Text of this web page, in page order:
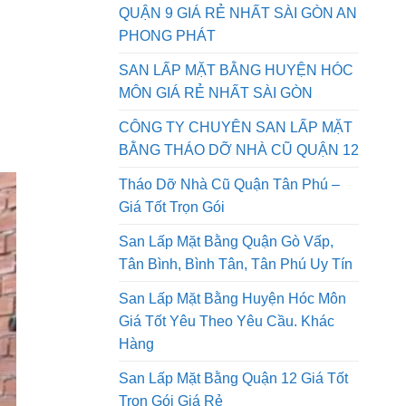
QUẬN 9 GIÁ RẺ NHẤT SÀI GÒN AN
PHONG PHÁT
SAN LẤP MẶT BẰNG HUYỆN HÓC
MÔN GIÁ RẺ NHẤT SÀI GÒN
CÔNG TY CHUYÊN SAN LẤP MẶT
BẰNG THÁO DỠ NHÀ CŨ QUẬN 12
Tháo Dỡ Nhà Cũ Quận Tân Phú –
Giá Tốt Trọn Gói
San Lấp Mặt Bằng Quận Gò Vấp,
Tân Bình, Bình Tân, Tân Phú Uy Tín
San Lấp Mặt Bằng Huyện Hóc Môn
Giá Tốt Yêu Theo Yêu Cầu. Khác
Hàng
San Lấp Mặt Bằng Quận 12 Giá Tốt
Trọn Gói Giá Rẻ